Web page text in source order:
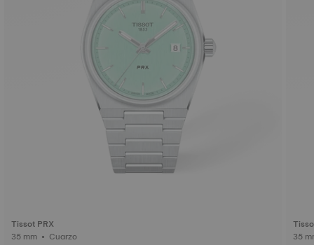
Tissot PRX
35 mm • Cuarzo